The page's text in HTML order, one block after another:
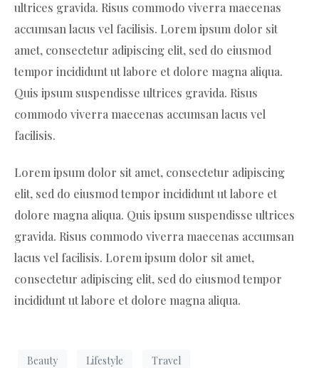
ultrices gravida. Risus commodo viverra maecenas
accumsan lacus vel facilisis. Lorem ipsum dolor sit
amet, consectetur adipiscing elit, sed do eiusmod
tempor incididunt ut labore et dolore magna aliqua.
Quis ipsum suspendisse ultrices gravida. Risus
commodo viverra maecenas accumsan lacus vel
facilisis.
Lorem ipsum dolor sit amet, consectetur adipiscing
elit, sed do eiusmod tempor incididunt ut labore et
dolore magna aliqua. Quis ipsum suspendisse ultrices
gravida. Risus commodo viverra maecenas accumsan
lacus vel facilisis. Lorem ipsum dolor sit amet,
consectetur adipiscing elit, sed do eiusmod tempor
incididunt ut labore et dolore magna aliqua.
Beauty Lifestyle Travel